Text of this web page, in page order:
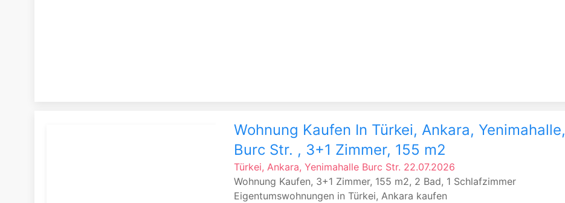
Wohnung Kaufen In Türkei, Ankara, Yenimahalle,
Burc Str. , 3+1 Zimmer, 155 m2
Türkei, Ankara, Yenimahalle Burc Str. 22.07.2026
Wohnung Kaufen, 3+1 Zimmer, 155 m2, 2 Bad, 1 Schlafzimmer
Eigentumswohnungen in Türkei, Ankara kaufen